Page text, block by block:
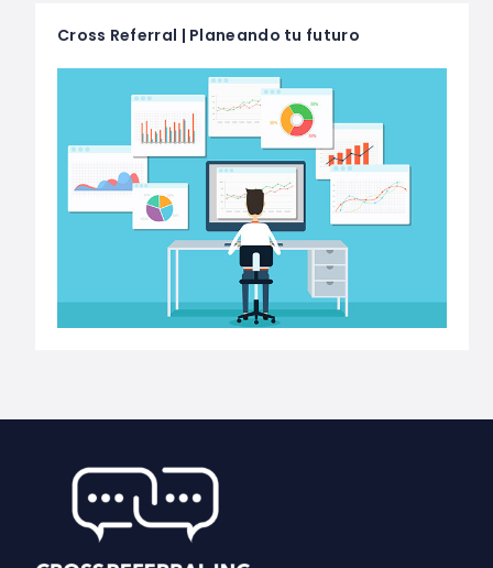
Cross Referral | Planeando tu futuro